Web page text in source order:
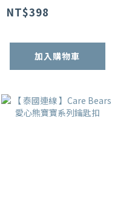
NT$398
加入購物車